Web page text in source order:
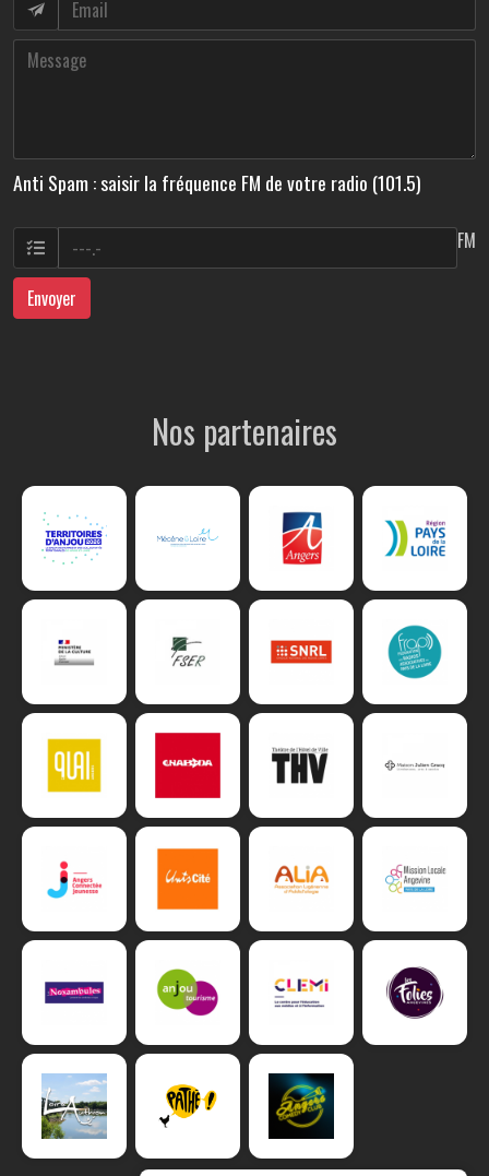
Anti Spam : saisir la fréquence FM de votre radio (101.5)
FM
Envoyer
Nos partenaires